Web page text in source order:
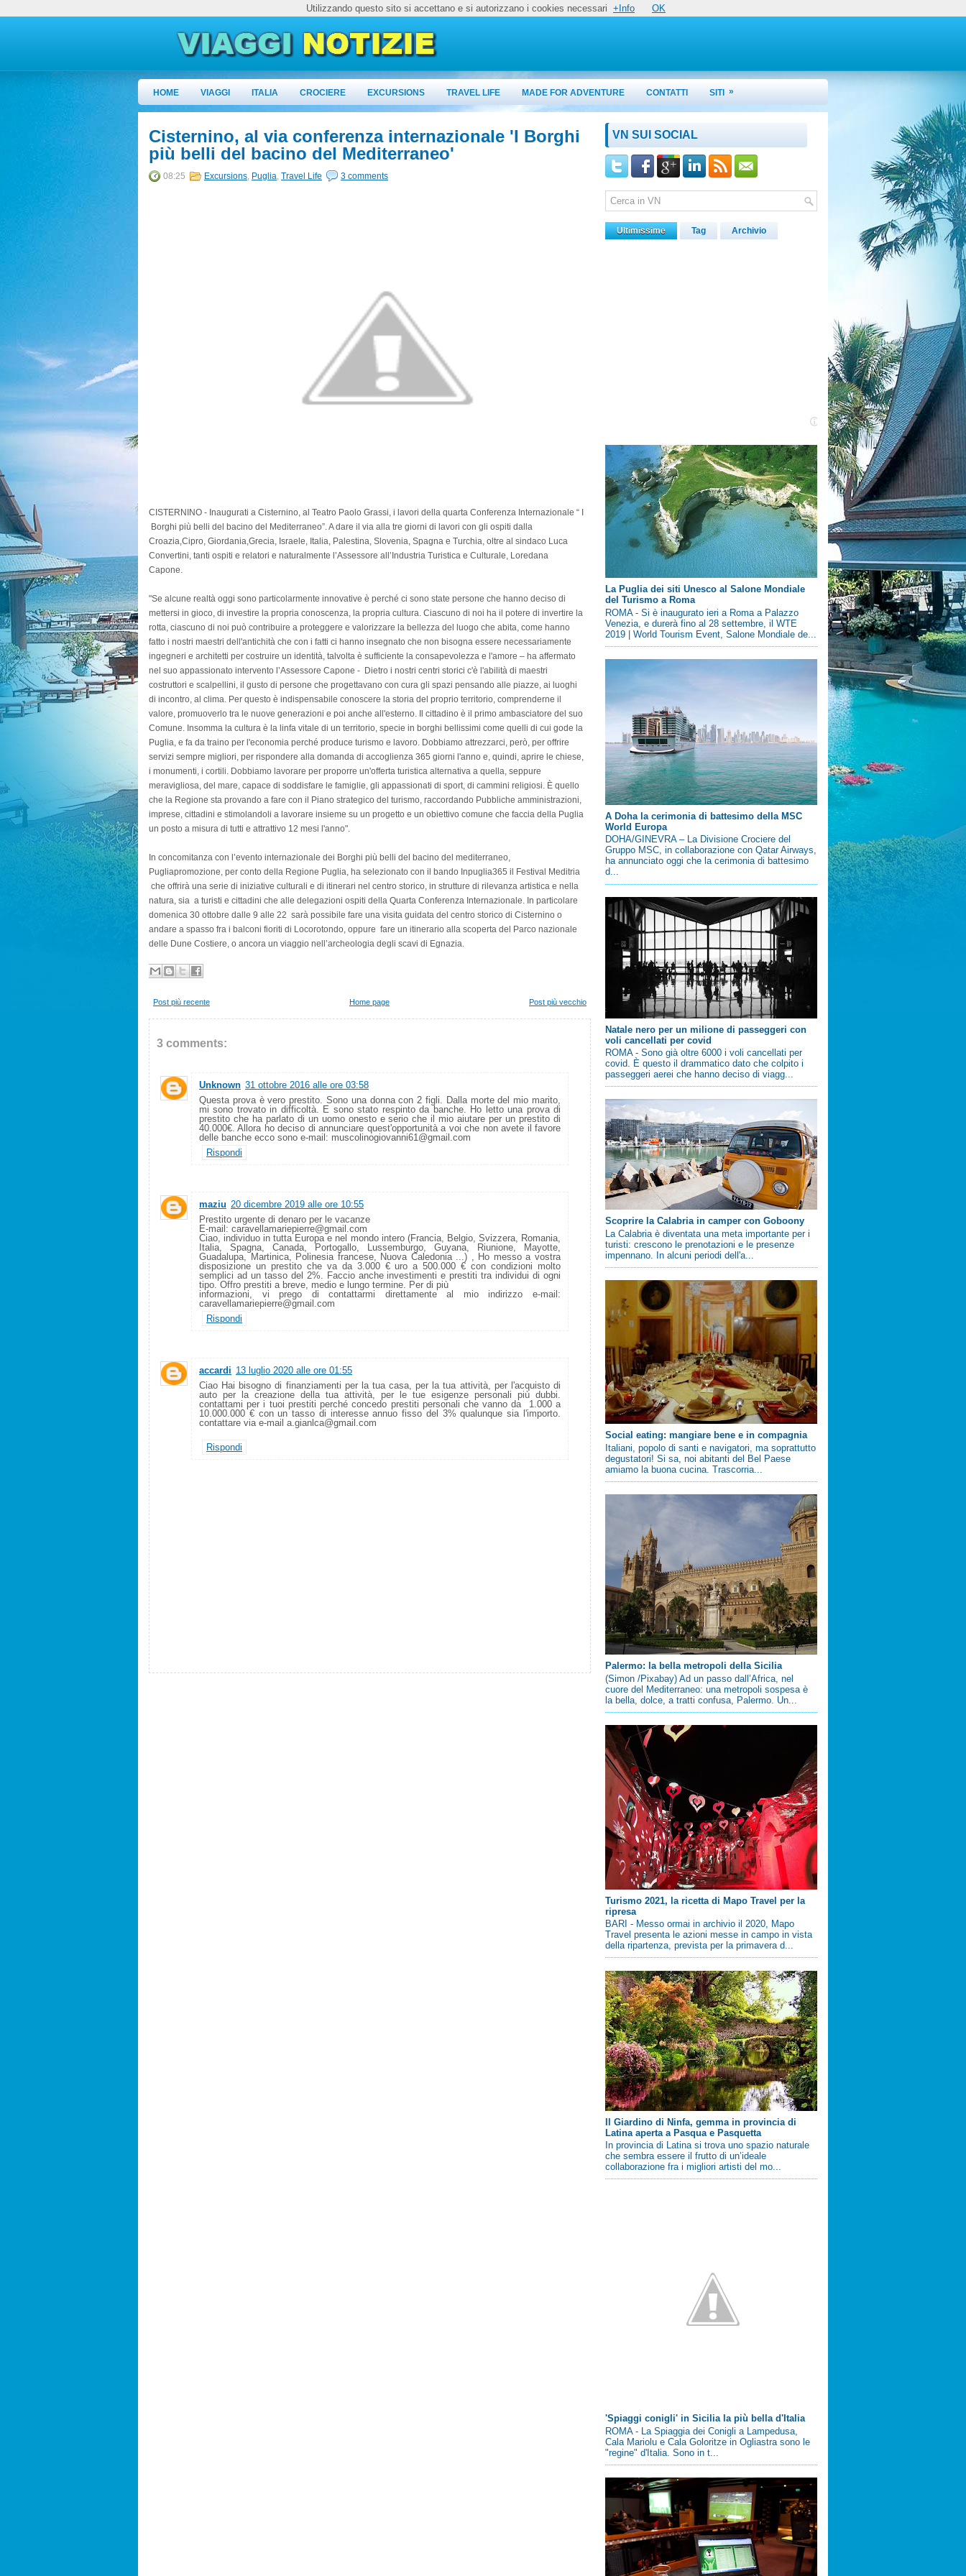
HOME VIAGGI ITALIA CROCIERE EXCURSIONS TRAVEL LIFE MADE FOR ADVENTURE CONTATTI SITI »
Cisternino, al via conferenza internazionale 'I Borghi
più belli del bacino del Mediterraneo'
08:25 Excursions, Puglia, Travel Life 3 comments
CISTERNINO - Inaugurati a Cisternino, al Teatro Paolo Grassi, i lavori della quarta Conferenza Internazionale “ I
Borghi più belli del bacino del Mediterraneo”. A dare il via alla tre giorni di lavori con gli ospiti dalla
Croazia,Cipro, Giordania,Grecia, Israele, Italia, Palestina, Slovenia, Spagna e Turchia, oltre al sindaco Luca
Convertini, tanti ospiti e relatori e naturalmente l’Assessore all’Industria Turistica e Culturale, Loredana
Capone.
"Se alcune realtà oggi sono particolarmente innovative è perché ci sono state persone che hanno deciso di
mettersi in gioco, di investire la propria conoscenza, la propria cultura. Ciascuno di noi ha il potere di invertire la
rotta, ciascuno di noi può contribuire a proteggere e valorizzare la bellezza del luogo che abita, come hanno
fatto i nostri maestri dell'antichità che con i fatti ci hanno insegnato che non bisogna essere necessariamente
ingegneri e architetti per costruire un identità, talvolta è sufficiente la consapevolezza e l'amore – ha affermato
nel suo appassionato intervento l’Assessore Capone - Dietro i nostri centri storici c'è l'abilità di maestri
costruttori e scalpellini, il gusto di persone che progettavano con cura gli spazi pensando alle piazze, ai luoghi
di incontro, al clima. Per questo è indispensabile conoscere la storia del proprio territorio, comprenderne il
valore, promuoverlo tra le nuove generazioni e poi anche all'esterno. Il cittadino è il primo ambasciatore del suo
Comune. Insomma la cultura è la linfa vitale di un territorio, specie in borghi bellissimi come quelli di cui gode la
Puglia, e fa da traino per l'economia perché produce turismo e lavoro. Dobbiamo attrezzarci, però, per offrire
servizi sempre migliori, per rispondere alla domanda di accoglienza 365 giorni l'anno e, quindi, aprire le chiese,
i monumenti, i cortili. Dobbiamo lavorare per proporre un'offerta turistica alternativa a quella, seppure
meravigliosa, del mare, capace di soddisfare le famiglie, gli appassionati di sport, di cammini religiosi. È quello
che la Regione sta provando a fare con il Piano strategico del turismo, raccordando Pubbliche amministrazioni,
imprese, cittadini e stimolandoli a lavorare insieme su un progetto e un obiettivo comune che faccia della Puglia
un posto a misura di tutti e attrattivo 12 mesi l'anno".
In concomitanza con l’evento internazionale dei Borghi più belli del bacino del mediterraneo,
Pugliapromozione, per conto della Regione Puglia, ha selezionato con il bando Inpuglia365 il Festival Meditria
che offrirà una serie di iniziative culturali e di itinerari nel centro storico, in strutture di rilevanza artistica e nella
natura, sia a turisti e cittadini che alle delegazioni ospiti della Quarta Conferenza Internazionale. In particolare
domenica 30 ottobre dalle 9 alle 22 sarà possibile fare una visita guidata del centro storico di Cisternino o
andare a spasso fra i balconi fioriti di Locorotondo, oppure fare un itinerario alla scoperta del Parco nazionale
delle Dune Costiere, o ancora un viaggio nell’archeologia degli scavi di Egnazia.
Post più recente Post più vecchio
Home page
3 comments:
Unknown 31 ottobre 2016 alle ore 03:58
Questa prova è vero prestito. Sono una donna con 2 figli. Dalla morte del mio marito,
mi sono trovato in difficoltà. E sono stato respinto da banche. Ho letto una prova di
prestito che ha parlato di un uomo onesto e serio che il mio aiutare per un prestito di
40.000€. Allora ho deciso di annunciare quest'opportunità a voi che non avete il favore
delle banche ecco sono e-mail: muscolinogiovanni61@gmail.com
Rispondi
maziu 20 dicembre 2019 alle ore 10:55
Prestito urgente di denaro per le vacanze
E-mail: caravellamariepierre@gmail.com
Ciao, individuo in tutta Europa e nel mondo intero (Francia, Belgio, Svizzera, Romania,
Italia, Spagna, Canada, Portogallo, Lussemburgo, Guyana, Riunione, Mayotte,
Guadalupa, Martinica, Polinesia francese, Nuova Caledonia ...) , Ho messo a vostra
disposizione un prestito che va da 3.000 € uro a 500.000 € con condizioni molto
semplici ad un tasso del 2%. Faccio anche investimenti e prestiti tra individui di ogni
tipo. Offro prestiti a breve, medio e lungo termine. Per di più
informazioni, vi prego di contattarmi direttamente al mio indirizzo e-mail:
caravellamariepierre@gmail.com
Rispondi
accardi 13 luglio 2020 alle ore 01:55
Ciao Hai bisogno di finanziamenti per la tua casa, per la tua attività, per l'acquisto di
auto per la creazione della tua attività, per le tue esigenze personali più dubbi.
contattami per i tuoi prestiti perché concedo prestiti personali che vanno da 1.000 a
10.000.000 € con un tasso di interesse annuo fisso del 3% qualunque sia l'importo.
contattare via e-mail a.gianlca@gmail.com
Rispondi
VN SUI SOCIAL
Ultimissime Tag Archivio
La Puglia dei siti Unesco al Salone Mondiale
del Turismo a Roma
ROMA - Si è inaugurato ieri a Roma a Palazzo
Venezia, e durerà fino al 28 settembre, il WTE
2019 | World Tourism Event, Salone Mondiale de...
A Doha la cerimonia di battesimo della MSC
World Europa
DOHA/GINEVRA – La Divisione Crociere del
Gruppo MSC, in collaborazione con Qatar Airways,
ha annunciato oggi che la cerimonia di battesimo
d...
Natale nero per un milione di passeggeri con
voli cancellati per covid
ROMA - Sono già oltre 6000 i voli cancellati per
covid. È questo il drammatico dato che colpito i
passeggeri aerei che hanno deciso di viagg...
Scoprire la Calabria in camper con Goboony
La Calabria è diventata una meta importante per i
turisti: crescono le prenotazioni e le presenze
impennano. In alcuni periodi dell'a...
Social eating: mangiare bene e in compagnia
Italiani, popolo di santi e navigatori, ma soprattutto
degustatori! Si sa, noi abitanti del Bel Paese
amiamo la buona cucina. Trascorria...
Palermo: la bella metropoli della Sicilia
(Simon /Pixabay) Ad un passo dall’Africa, nel
cuore del Mediterraneo: una metropoli sospesa è
la bella, dolce, a tratti confusa, Palermo. Un...
Turismo 2021, la ricetta di Mapo Travel per la
ripresa
BARI - Messo ormai in archivio il 2020, Mapo
Travel presenta le azioni messe in campo in vista
della ripartenza, prevista per la primavera d...
Il Giardino di Ninfa, gemma in provincia di
Latina aperta a Pasqua e Pasquetta
In provincia di Latina si trova uno spazio naturale
che sembra essere il frutto di un’ideale
collaborazione fra i migliori artisti del mo...
'Spiaggi conigli' in Sicilia la più bella d'Italia
ROMA - La Spiaggia dei Conigli a Lampedusa,
Cala Mariolu e Cala Goloritze in Ogliastra sono le
"regine" d'Italia. Sono in t...
Utilizzando questo sito si accettano e si autorizzano i cookies necessari +Info OK